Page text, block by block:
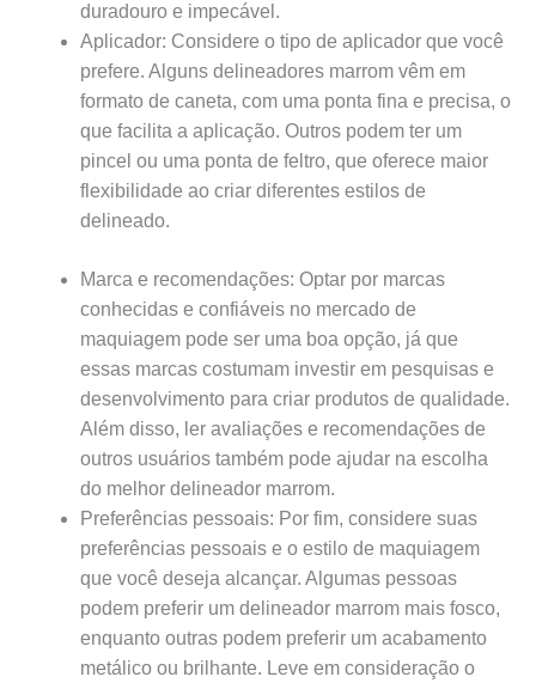
duradouro e impecável.
Aplicador: Considere o tipo de aplicador que você
prefere. Alguns delineadores marrom vêm em
formato de caneta, com uma ponta fina e precisa, o
que facilita a aplicação. Outros podem ter um
pincel ou uma ponta de feltro, que oferece maior
flexibilidade ao criar diferentes estilos de
delineado.
Marca e recomendações: Optar por marcas
conhecidas e confiáveis ​​no mercado de
maquiagem pode ser uma boa opção, já que
essas marcas costumam investir em pesquisas e
desenvolvimento para criar produtos de qualidade.
Além disso, ler avaliações e recomendações de
outros usuários também pode ajudar na escolha
do melhor delineador marrom.
Preferências pessoais: Por fim, considere suas
preferências pessoais e o estilo de maquiagem
que você deseja alcançar. Algumas pessoas
podem preferir um delineador marrom mais fosco,
enquanto outras podem preferir um acabamento
metálico ou brilhante. Leve em consideração o